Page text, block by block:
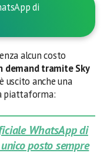
di
alcun costo
demand tramite Sky
uscito anche una
piattaforma:
WhatsApp di
posto sempre